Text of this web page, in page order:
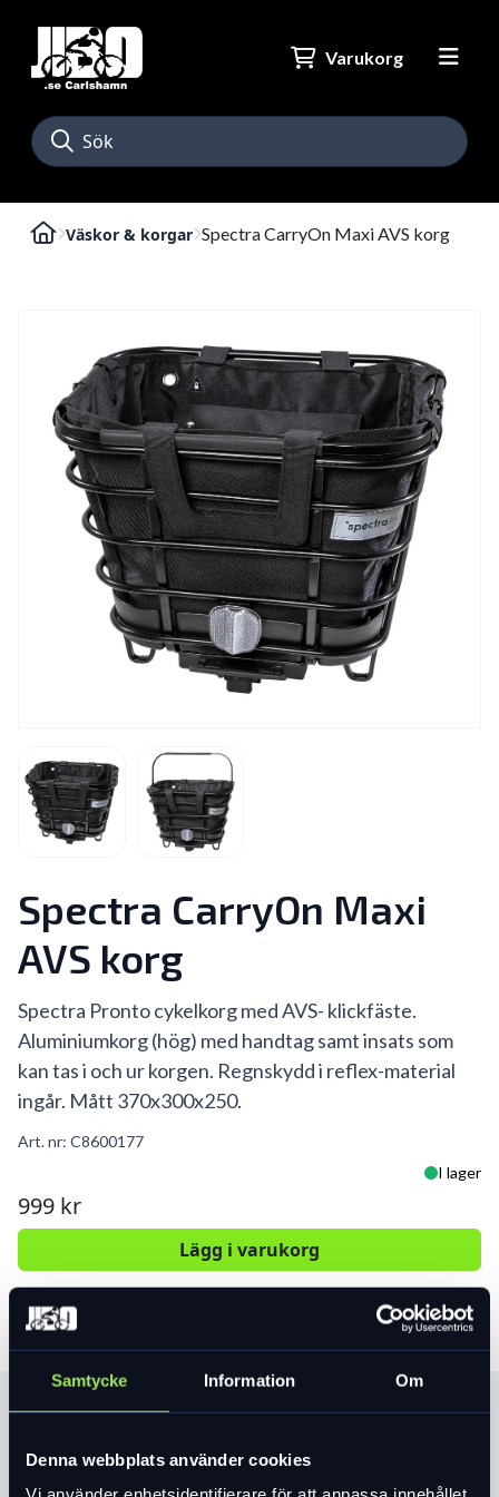
Samtycke Information Om
Denna webbplats använder cookies
Varukorg
Väskor & korgar Spectra CarryOn Maxi AVS korg
Spectra CarryOn Maxi
AVS korg
Spectra Pronto cykelkorg med AVS- klickfäste.
Aluminiumkorg (hög) med handtag samt insats som
kan tas i och ur korgen. Regnskydd i reflex-material
ingår. Mått 370x300x250.
Art. nr: C8600177
I lager
999 kr
Lägg i varukorg
Produktinformation
Rymmer det viktigaste du vill ha med dig i